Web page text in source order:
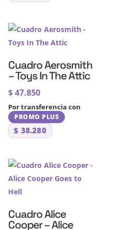
Cuadro Aerosmith
– Toys In The Attic
$47.850
Por transferencia con
PROMO PLUS
$ 38.280
Cuadro Alice
Cooper – Alice